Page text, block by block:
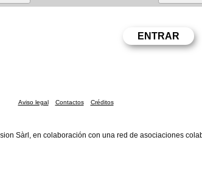
Aviso legal Contactos Créditos
Sàrl, en colaboración con una red de asociaciones